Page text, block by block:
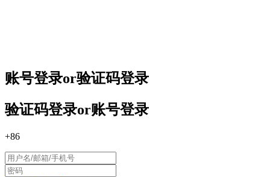
账号登录or验证码登录
验证码登录or账号登录
+86